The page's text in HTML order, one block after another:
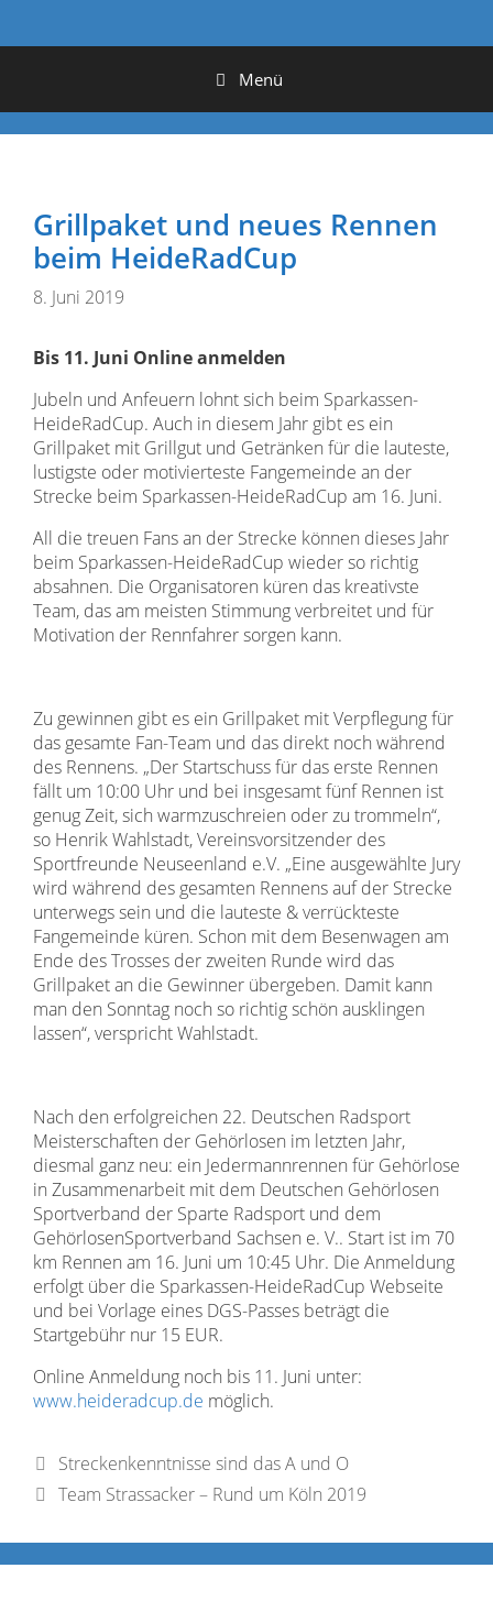
Menü
Grillpaket und neues Rennen
beim HeideRadCup
8. Juni 2019
Bis 11. Juni Online anmelden
Jubeln und Anfeuern lohnt sich beim Sparkassen-
HeideRadCup. Auch in diesem Jahr gibt es ein
Grillpaket mit Grillgut und Getränken für die lauteste,
lustigste oder motivierteste Fangemeinde an der
Strecke beim Sparkassen-HeideRadCup am 16. Juni.
All die treuen Fans an der Strecke können dieses Jahr
beim Sparkassen-HeideRadCup wieder so richtig
absahnen. Die Organisatoren küren das kreativste
Team, das am meisten Stimmung verbreitet und für
Motivation der Rennfahrer sorgen kann.
Zu gewinnen gibt es ein Grillpaket mit Verpflegung für
das gesamte Fan-Team und das direkt noch während
des Rennens. „Der Startschuss für das erste Rennen
fällt um 10:00 Uhr und bei insgesamt fünf Rennen ist
genug Zeit, sich warmzuschreien oder zu trommeln“,
so Henrik Wahlstadt, Vereinsvorsitzender des
Sportfreunde Neuseenland e.V. „Eine ausgewählte Jury
wird während des gesamten Rennens auf der Strecke
unterwegs sein und die lauteste & verrückteste
Fangemeinde küren. Schon mit dem Besenwagen am
Ende des Trosses der zweiten Runde wird das
Grillpaket an die Gewinner übergeben. Damit kann
man den Sonntag noch so richtig schön ausklingen
lassen“, verspricht Wahlstadt.
Nach den erfolgreichen 22. Deutschen Radsport
Meisterschaften der Gehörlosen im letzten Jahr,
diesmal ganz neu: ein Jedermannrennen für Gehörlose
in Zusammenarbeit mit dem Deutschen Gehörlosen
Sportverband der Sparte Radsport und dem
GehörlosenSportverband Sachsen e. V.. Start ist im 70
km Rennen am 16. Juni um 10:45 Uhr. Die Anmeldung
erfolgt über die Sparkassen-HeideRadCup Webseite
und bei Vorlage eines DGS-Passes beträgt die
Startgebühr nur 15 EUR.
Online Anmeldung noch bis 11. Juni unter:
www.heideradcup.de möglich.
Streckenkenntnisse sind das A und O
Team Strassacker – Rund um Köln 2019